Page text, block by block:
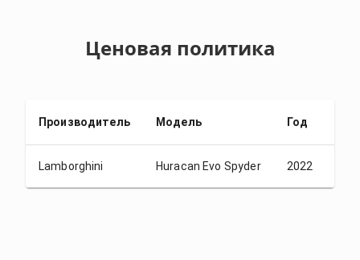
Ценовая политика
Производитель Модель Год
Lamborghini Huracan Evo Spyder 2022